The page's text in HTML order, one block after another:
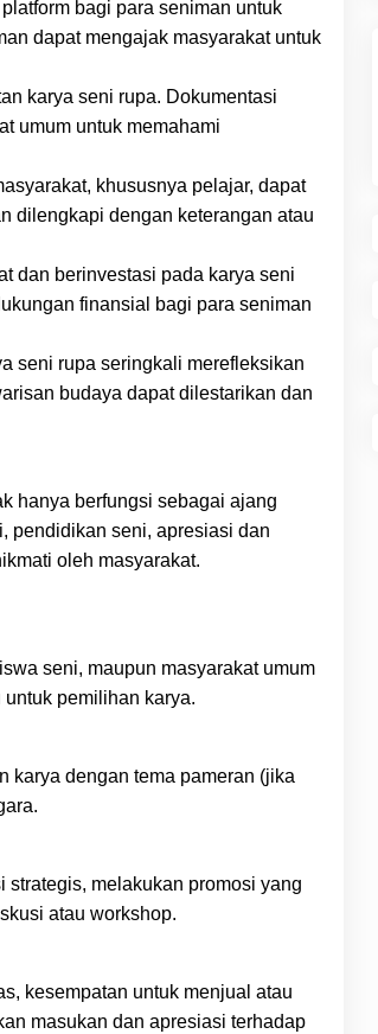
bagi para seniman untuk
dapat mengajak masyarakat untuk
karya seni rupa. Dokumentasi
umum untuk memahami
khususnya pelajar, dapat
dilengkapi dengan keterangan atau
dan berinvestasi pada karya seni
finansial bagi para seniman
seni rupa seringkali merefleksikan
budaya dapat dilestarikan dan
hanya berfungsi sebagai ajang
pendidikan seni, apresiasi dan
oleh masyarakat.
seni, maupun masyarakat umum
pemilihan karya.
karya dengan tema pameran (jika
melakukan promosi yang
atau workshop.
kesempatan untuk menjual atau
masukan dan apresiasi terhadap